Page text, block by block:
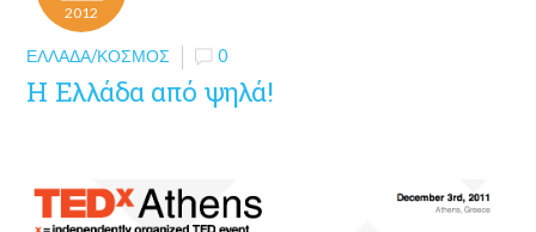
2012
ΕΛΛΆΔΑ/ΚΌΣΜΟΣ 0
Η Ελλάδα από ψηλά!